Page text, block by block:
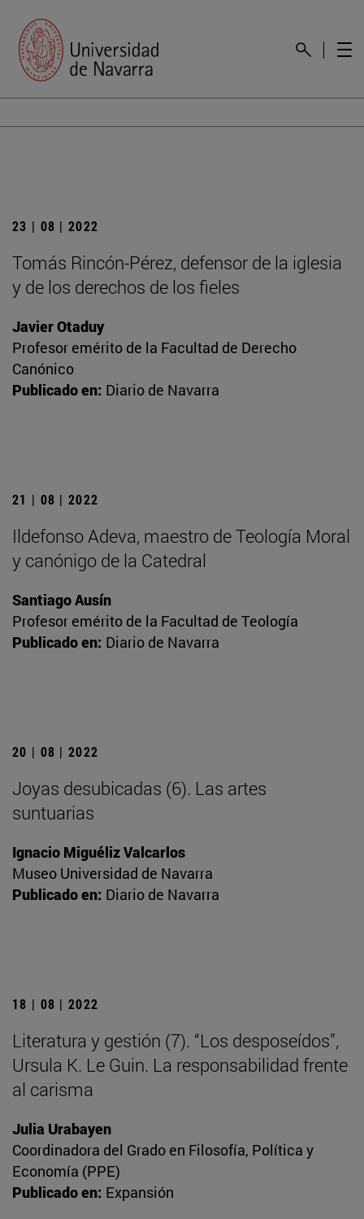
23 | 08 | 2022
Tomás Rincón-Pérez, defensor de la iglesia
y de los derechos de los fieles
Javier Otaduy
Profesor emérito de la Facultad de Derecho
Canónico
Publicado en: Diario de Navarra
21 | 08 | 2022
Ildefonso Adeva, maestro de Teología Moral
y canónigo de la Catedral
Santiago Ausín
Profesor emérito de la Facultad de Teología
Publicado en: Diario de Navarra
20 | 08 | 2022
Joyas desubicadas (6). Las artes
suntuarias
Ignacio Miguéliz Valcarlos
Museo Universidad de Navarra
Publicado en: Diario de Navarra
18 | 08 | 2022
Literatura y gestión (7). “Los desposeídos”,
Ursula K. Le Guin. La responsabilidad frente
al carisma
Julia Urabayen
Coordinadora del Grado en Filosofía, Política y
Economía (PPE)
Publicado en: Expansión